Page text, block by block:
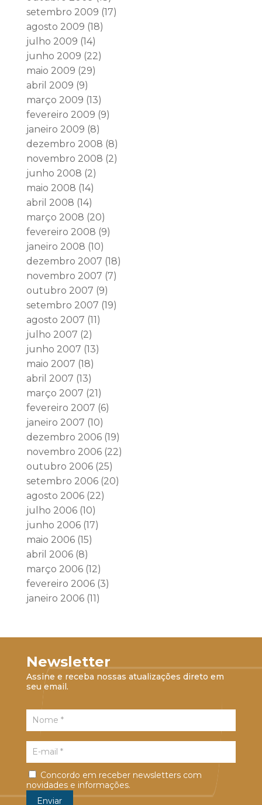
setembro 2009 (17)
agosto 2009 (18)
julho 2009 (14)
junho 2009 (22)
maio 2009 (29)
abril 2009 (9)
março 2009 (13)
fevereiro 2009 (9)
janeiro 2009 (8)
dezembro 2008 (8)
novembro 2008 (2)
junho 2008 (2)
maio 2008 (14)
abril 2008 (14)
março 2008 (20)
fevereiro 2008 (9)
janeiro 2008 (10)
dezembro 2007 (18)
novembro 2007 (7)
outubro 2007 (9)
setembro 2007 (19)
agosto 2007 (11)
julho 2007 (2)
junho 2007 (13)
maio 2007 (18)
abril 2007 (13)
março 2007 (21)
fevereiro 2007 (6)
janeiro 2007 (10)
dezembro 2006(19)
novembro 2006(22)
outubro 2006(25)
setembro 2006(20)
agosto 2006(22)
julho 2006(10)
junho 2006(17)
maio 2006(15)
abril 2006(8)
março 2006(12)
fevereiro 2006(3)
janeiro 2006(11)
Newsletter
Assine e receba nossas atualizações direto em
seu email.
Concordo em receber newsletters com
novidades e informações.